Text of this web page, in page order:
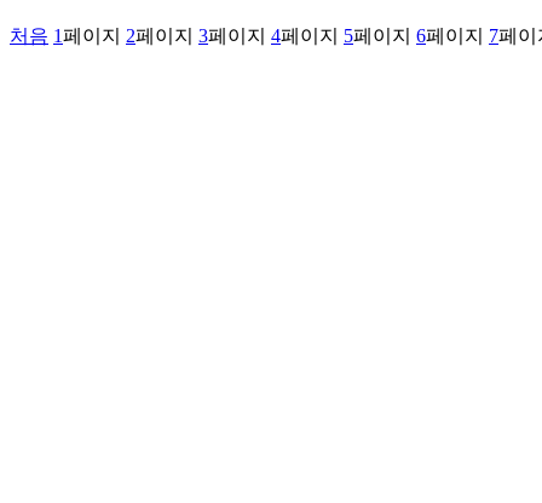
처음 1페이지 2페이지 3페이지 4페이지 5페이지 6페이지 7페이